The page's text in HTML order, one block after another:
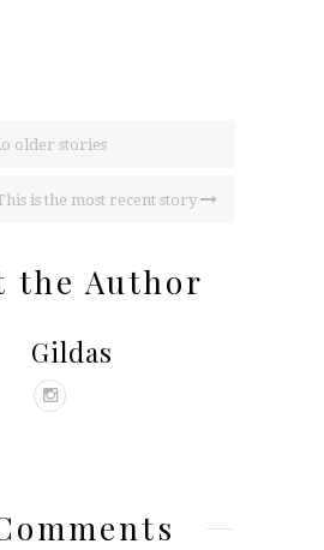
older stories
is the most recent story
the Author
Gildas